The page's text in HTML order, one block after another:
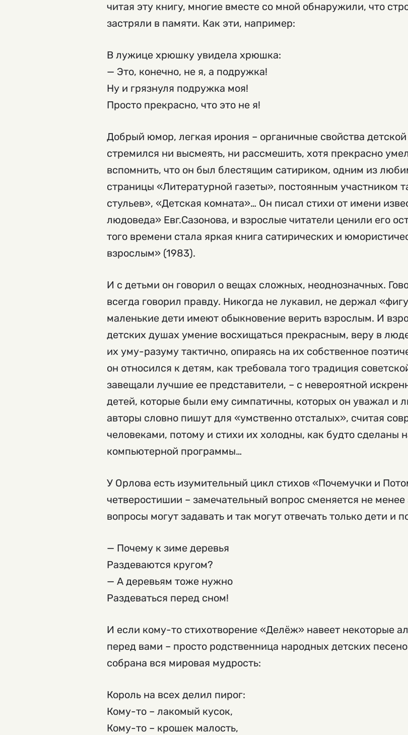
читая эту книгу, многие вместе со мной обнаружили, что
застряли в памяти. Как эти, например:
В лужице хрюшку увидела хрюшка:
— Это, конечно, не я, а подружка!
Ну и грязнуля подружка моя!
Просто прекрасно, что это не я!
Добрый юмор, легкая ирония – органичные свойства
стремился ни высмеять, ни рассмешить, хотя прекрасно
вспомнить, что он был блестящим сатириком, одним из
страницы «Литературной газеты», постоянным участником
стульев», «Детская комната»… Он писал стихи от имени
людоведа» Евг.Сазонова, и взрослые читатели ценили его
того времени стала яркая книга сатирических и
взрослым» (1983).
И с детьми он говорил о вещах сложных, неоднозначных.
всегда говорил правду. Никогда не лукавил, не держал
маленькие дети имеют обыкновение верить взрослым. И
детских душах умение восхищаться прекрасным, веру в
их уму-разуму тактично, опираясь на их собственное
он относился к детям, как требовала того традиция
завещали лучшие ее представители, – с невероятной
детей, которые были ему симпатичны, которых он уважал и
авторы словно пишут для «умственно отсталых», считая
человеками, потому и стихи их холодны, как будто сделаны
компьютерной программы…
У Орлова есть изумительный цикл стихов «Почемучки и
четверостишии – замечательный вопрос сменяется не
вопросы могут задавать и так могут отвечать только дети и
— Почему к зиме деревья
Раздеваются кругом?
— А деревьям тоже нужно
Раздеваться перед сном!
И если кому-то стихотворение «Делёж» навеет некоторые
перед вами – просто родственница народных детских
собрана вся мировая мудрость:
Король на всех делил пирог:
Кому-то – лакомый кусок,
Кому-то – крошек малость,